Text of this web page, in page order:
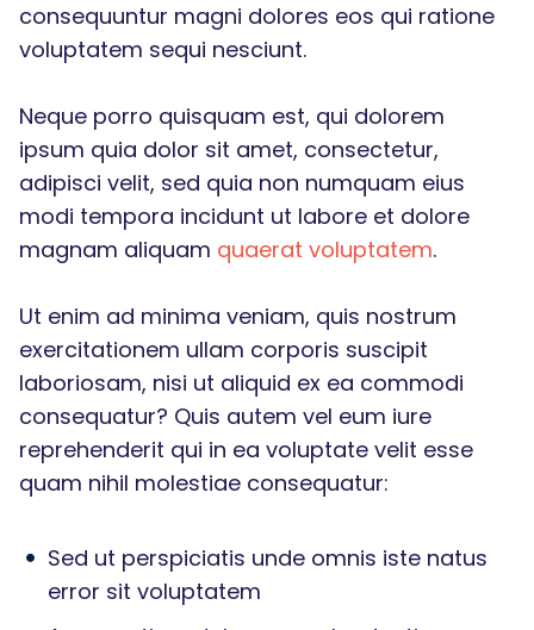
consequuntur magni dolores eos qui ratione
voluptatem sequi nesciunt.
Neque porro quisquam est, qui dolorem
ipsum quia dolor sit amet, consectetur,
adipisci velit, sed quia non numquam eius
modi tempora incidunt ut labore et dolore
magnam aliquam quaerat voluptatem.
Ut enim ad minima veniam, quis nostrum
exercitationem ullam corporis suscipit
laboriosam, nisi ut aliquid ex ea commodi
consequatur? Quis autem vel eum iure
reprehenderit qui in ea voluptate velit esse
quam nihil molestiae consequatur:
Sed ut perspiciatis unde omnis iste natus
error sit voluptatem